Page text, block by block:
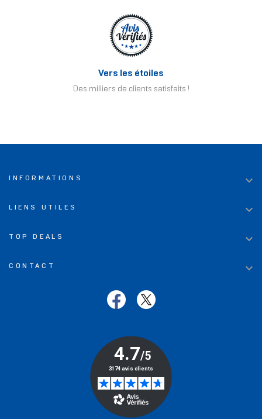
Vers les étoiles
Des milliers de clients satisfaits !
INFORMATIONS 
LIENS UTILES 
TOP DEALS 
CONTACT 